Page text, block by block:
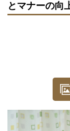
とマナーの向
取材